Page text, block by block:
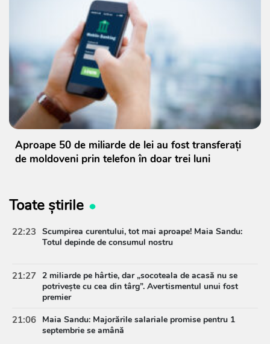
Aproape 50 de miliarde de lei au fost transferați
de moldoveni prin telefon în doar trei luni
Toate știrile
22:23 Scumpirea curentului, tot mai aproape! Maia Sandu:
Totul depinde de consumul nostru
21:27 2 miliarde pe hârtie, dar „socoteala de acasă nu se
potrivește cu cea din târg”. Avertismentul unui fost
premier
21:06 Maia Sandu: Majorările salariale promise pentru 1
septembrie se amână